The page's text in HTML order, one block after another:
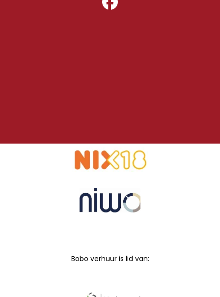
Bobo verhuur is lid van: